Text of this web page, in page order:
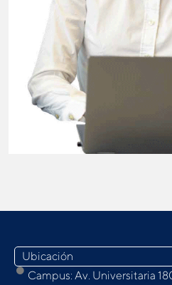
Ubicación
Campus: Av. Universitaria